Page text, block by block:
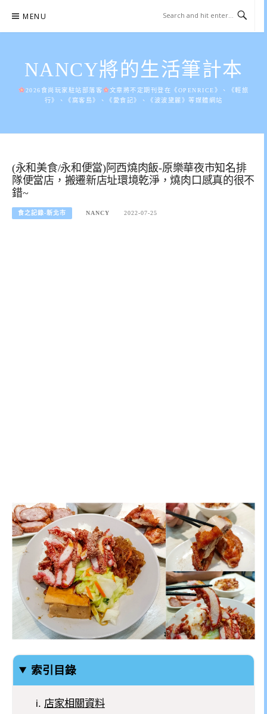
content
MENU
NANCY將的生活筆計本
2026食尚玩家駐站部落客
文章將不定期刊登在《OPENRICE》、《輕旅
行》、《窩客島》、《愛食記》、《波波黛麗》等媒體網站
(永和美食/永和便當)阿西燒肉飯-原樂華夜市知名排
隊便當店，搬遷新店址環境乾淨，燒肉口感真的很不
錯~
食之記錄-新北市 NANCY 2022-07-25
索引目錄
店家相關資料